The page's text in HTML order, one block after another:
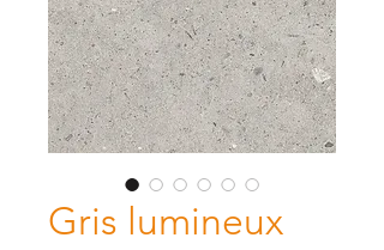
Gris lumineux